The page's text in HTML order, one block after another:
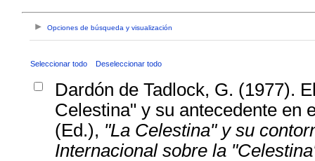
Opciones de búsqueda y visualización
Seleccionar todo Deseleccionar todo
Dardón de Tadlock, G. (1977).
Celestina" y su antecedente en
(Ed.), "La Celestina" y su
Internacional sobre la